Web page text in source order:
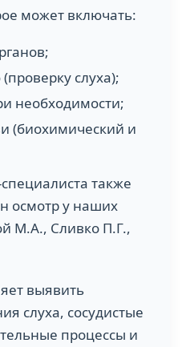
может включать:
слуха);
необходимости;
(биохимический и
также
осмотр у наших
М.А., Сливко П.Г.,
выявить
слуха, сосудистые
процессы и